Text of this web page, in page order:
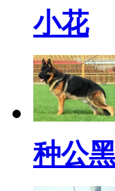
小花
种公